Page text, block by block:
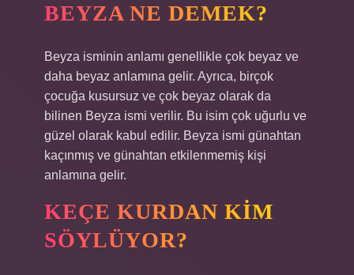
BEYZA NE DEMEK?
Beyza isminin anlamı genellikle çok beyaz ve
daha beyaz anlamına gelir. Ayrıca, birçok
çocuğa kusursuz ve çok beyaz olarak da
bilinen Beyza ismi verilir. Bu isim çok uğurlu ve
güzel olarak kabul edilir. Beyza ismi günahtan
kaçınmış ve günahtan etkilenmemiş kişi
anlamına gelir.
KEÇE KURDAN KIM
SÖYLÜYOR?